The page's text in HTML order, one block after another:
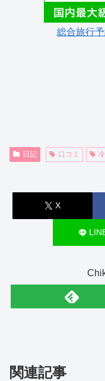
総合旅行
日記 口コミ
X
関連記事